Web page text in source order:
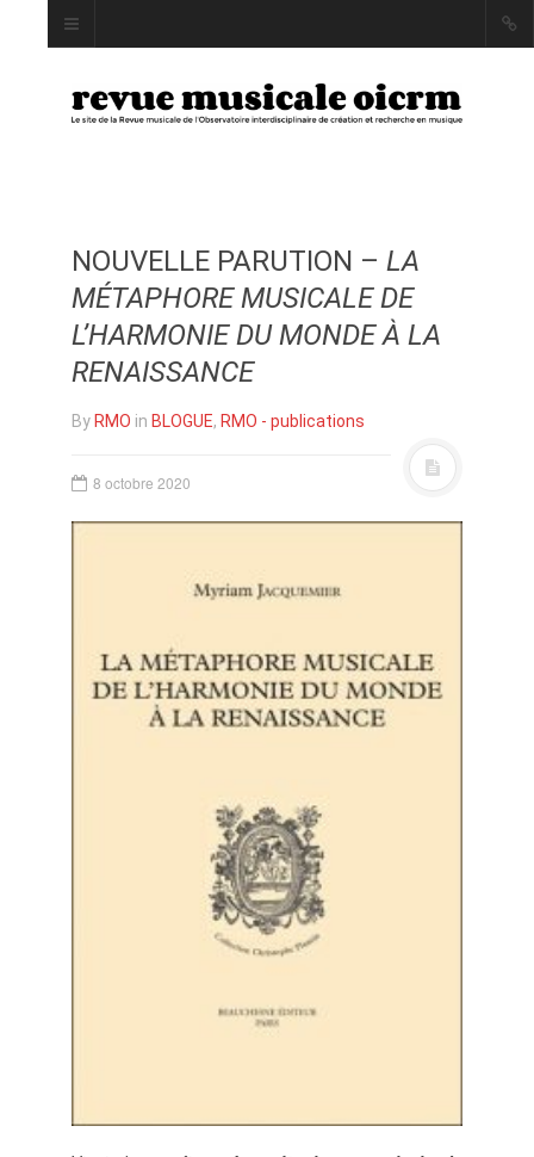
INDEX
AUTEUR·RICE·S
MOTS CLÉS
LA REVUE
PRÉSENTATION ET
COMITÉ DE LECTURE
SOUMISSION
PROCHAINS NUMÉROS
INDEXATION
MENTIONS LÉGALES,
mailchimpfacebook
x instagram
NOUVELLE PARUTION – LA
MÉTAPHORE MUSICALE DE
L’HARMONIE DU MONDE À LA
RENAISSANCE
By RMO in BLOGUE, RMO - publications
8 octobre 2020